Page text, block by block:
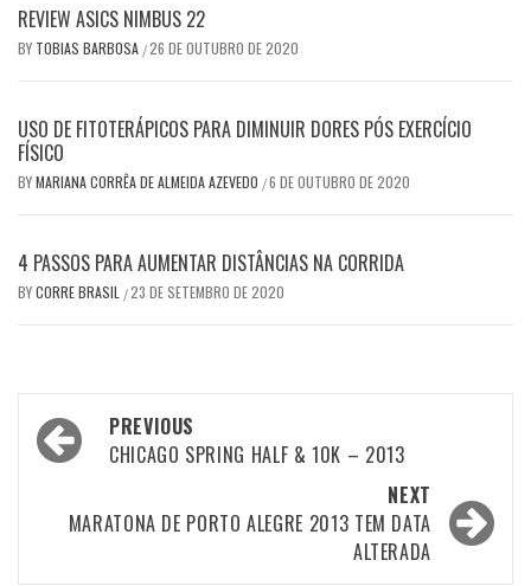
REVIEW ASICS NIMBUS 22
BY TOBIAS BARBOSA /26 DE OUTUBRO DE 2020
USO DE FITOTERÁPICOS PARA DIMINUIR DORES PÓS EXERCÍCIO
FÍSICO
BYMARIANA CORRÊA DE ALMEIDA AZEVEDO /6 DE OUTUBRO DE 2020
4 PASSOS PARA AUMENTAR DISTÂNCIAS NA CORRIDA
BYCORRE BRASIL /23 DE SETEMBRO DE 2020
Post
navigation
PREVIOUS
CHICAGO SPRING HALF & 10K – 2013
NEXT
MARATONA DE PORTO ALEGRE 2013 TEM DATA
ALTERADA